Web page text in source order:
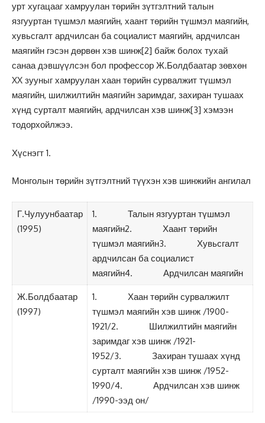
урт хугацааг хамруулан төрийн зүтгзлтний талын
язгууртан түшмэл маягийн, хаант төрийн түшмэл маягийн,
хувьсгалт ардчилсан ба социалист маягийн, ардчилсан
маягийн гэсэн дөрвөн хэв шинж[2] байж болох тухай
санаа дэвшүүлсэн бол профессор Ж.Болдбаатар зөвхөн
XX зууныг хамруулан хаан төрийн сурвалжит түшмэл
маягийн, шилжилтийн маягийн заримдаг, захиран тушаах
хүнд сурталт маягийн, ардчилсан хэв шинж[3] хэмээн
тодорхойлжээ.
Хүснэгт 1.
Монголын төрийн зүтгэлтний түүхэн хэв шинжийн ангилал
Г.Чулуунбаатар
(1995)
1. Талын язгууртан түшмэл
маягийн2. Хаант төрийн
түшмэл маягийн3. Хувьсгалт
ардчилсан ба социалист
маягийн4. Ардчилсан маягийн
Ж.Болдбаатар
(1997)
1. Хаан төрийн сурвалжилт
түшмэл маягийн хэв шинж /1900-
1921/2. Шилжилтийн маягийн
заримдаг хэв шинж /1921-
1952/3. Захиран тушаах хүнд
сурталт маягийн хэв шинж /1952-
1990/4. Ардчилсан хэв шинж
/1990-ээд он/